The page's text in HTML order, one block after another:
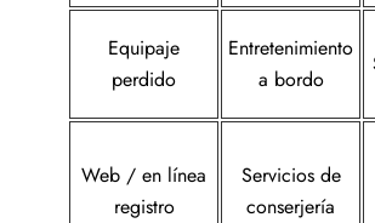
Equipaje
perdido
Entretenimiento
a bordo
Web / en línea
registro
Servicios de
conserjería